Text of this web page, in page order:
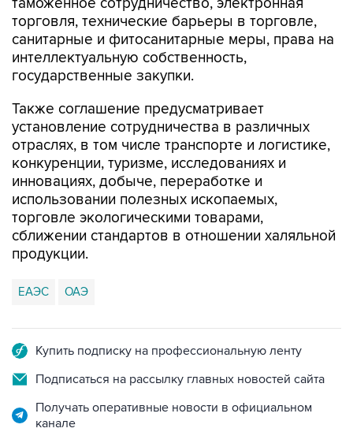
торговля, технические барьеры в торговле,
санитарные и фитосанитарные меры, права на
интеллектуальную собственность,
государственные закупки.
Также соглашение предусматривает
установление сотрудничества в различных
отраслях, в том числе транспорте и логистике,
конкуренции, туризме, исследованиях и
инновациях, добыче, переработке и
использовании полезных ископаемых,
торговле экологическими товарами,
сближении стандартов в отношении халяльной
продукции.
ЕАЭС ОАЭ
Купить подписку на профессиональную ленту
Подписаться на рассылку главных новостей сайта
Получать оперативные новости в официальном
канале